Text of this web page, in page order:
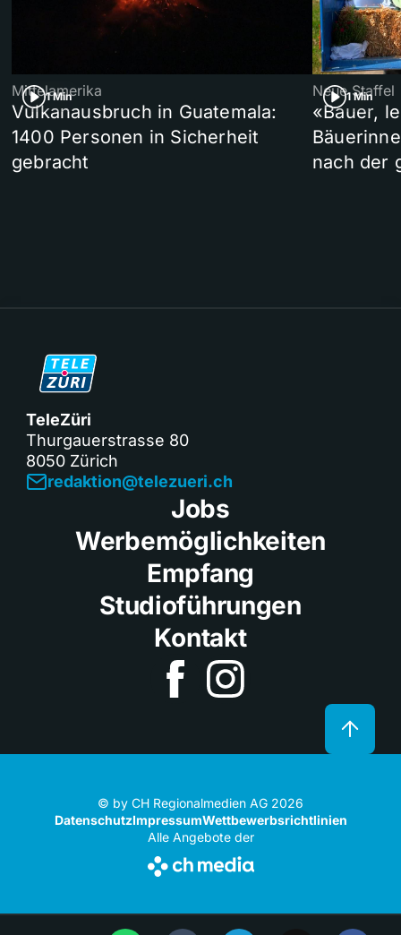
1 Min
Mittelamerika
Vulkanausbruch in Guatemala:
1400 Personen in Sicherheit
gebracht
1 Min
Neue Staffel
«Bauer,
nach der
TeleZüri
Thurgauerstrasse 80
8050 Zürich
redaktion@telezueri.ch
Jobs
Werbemöglichkeiten
Empfang
Studioführungen
Kontakt
© by CH Regionalmedien AG 2026
DatenschutzImpressumWettbewerbsrichtlinien
Alle Angebote der